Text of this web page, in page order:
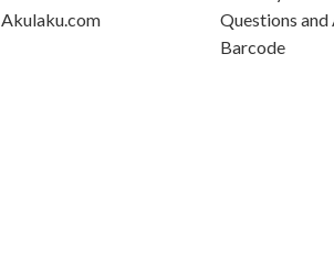
Akulaku.com
Questions and
Barcode